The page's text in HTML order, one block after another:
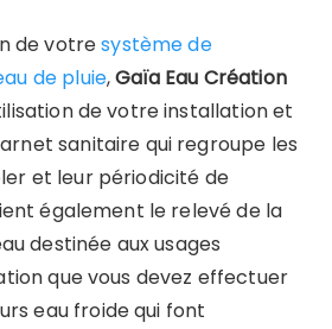
de votresystème de
de pluie,Gaïa Eau Création
de votre installation et
sanitaire qui regroupe les
et leur périodicité de
également le relevé de la
destinée aux usages
que vous devez effectuer
eau froide qui font